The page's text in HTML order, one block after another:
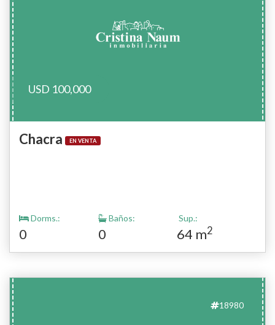
USD 100,000
Chacra EN VENTA
Dorms.:
0
Baños:
0
Sup.:
64 m2
18980